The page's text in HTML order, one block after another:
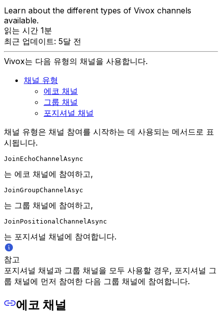
Learn about the different types of Vivox channels
available.
읽는 시간 1분
최근 업데이트: 5달 전
Vivox는 다음 유형의 채널을 사용합니다.
채널 유형
에코 채널
그룹 채널
포지셔널 채널
채널 유형은 채널 참여를 시작하는 데 사용되는 메서드로 표
시됩니다.
JoinEchoChannelAsync
는 에코 채널에 참여하고,
JoinGroupChannelAsyc
는 그룹 채널에 참여하고,
JoinPositionalChannelAsync
는 포지셔널 채널에 참여합니다.
참고
포지셔널 채널과 그룹 채널을 모두 사용할 경우, 포지셔널 그
룹 채널에 먼저 참여한 다음 그룹 채널에 참여합니다.
에코 채널